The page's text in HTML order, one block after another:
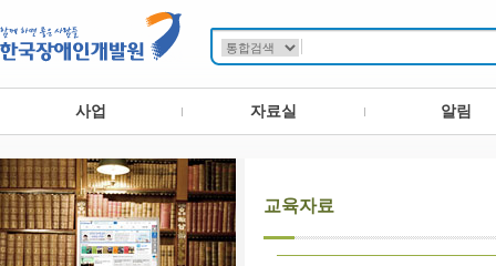
사업 자료실 알림
교육자료